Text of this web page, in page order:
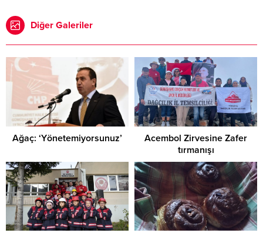
Diğer Galeriler
Ağaç: ‘Yönetemiyorsunuz’
Acembol Zirvesine Zafer
tırmanışı